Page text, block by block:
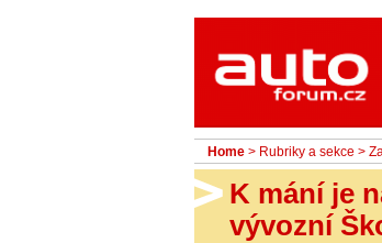
Home > Rubriky a sekce >
K mání je
vývozní